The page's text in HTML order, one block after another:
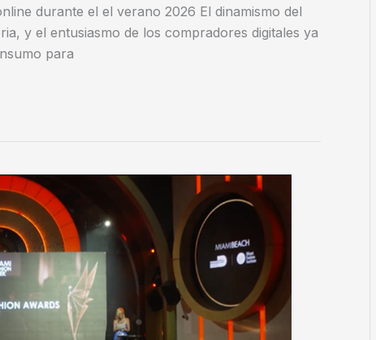
durante el el verano 2026 El dinamismo del
y el entusiasmo de los compradores digitales ya
para